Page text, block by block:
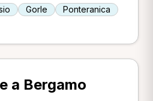
Gorle
Ponteranica
a Bergamo